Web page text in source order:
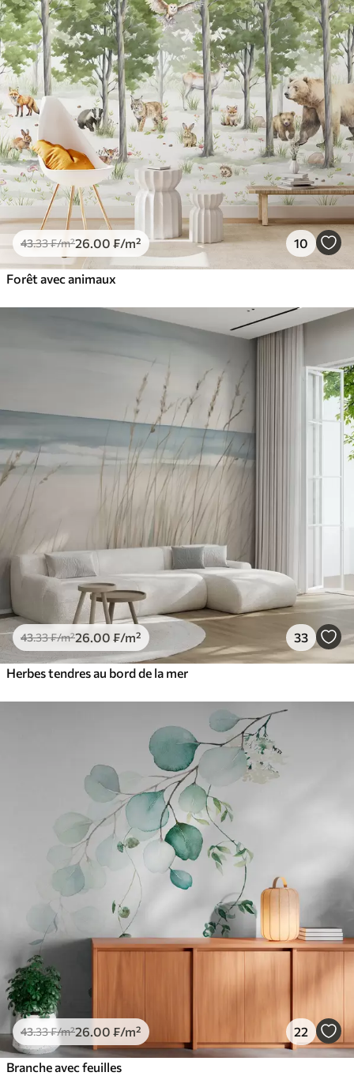
43.33₣/m²26 .00 ₣/m² 10
Forêt avec animaux
43.33₣/m²26 .00 ₣/m² 33
Herbes tendres au bord de la mer
43.33₣/m²26 .00 ₣/m² 22
Branche avec feuilles